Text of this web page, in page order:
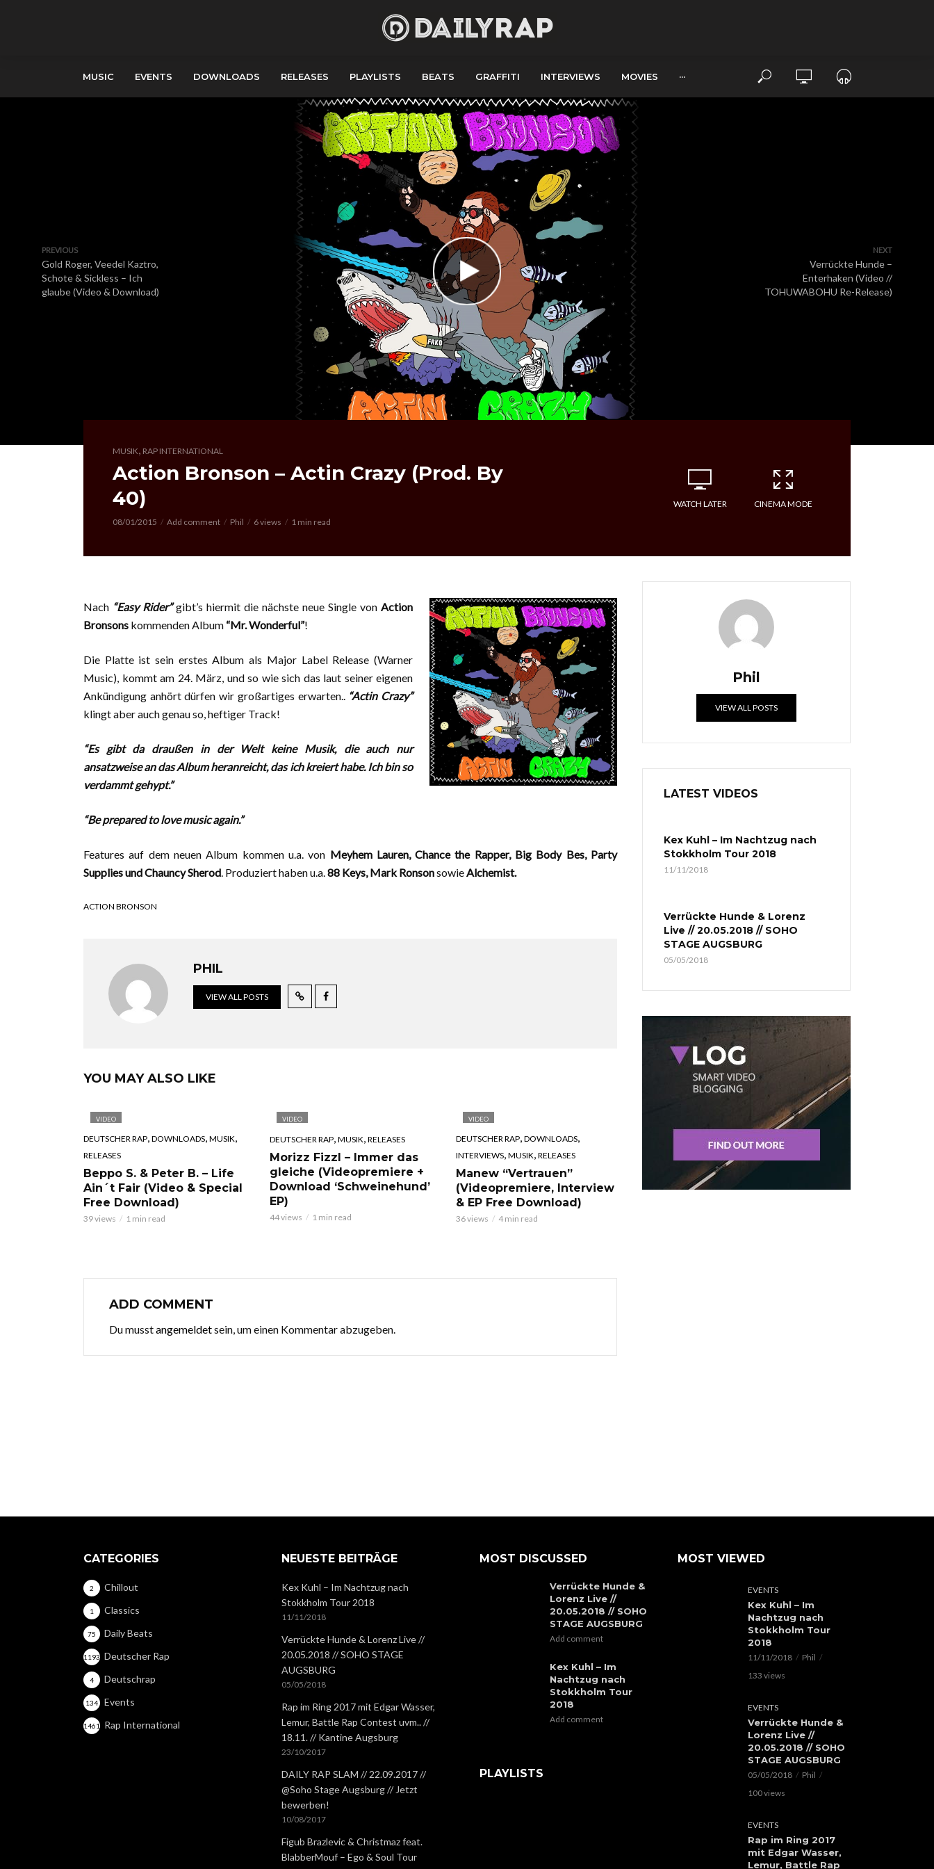
MUSIC EVENTS DOWNLOADS RELEASES PLAYLISTS BEATS GRAFFITI INTERVIEWS MOVIES ···
PREVIOUS
Gold Roger, Veedel Kaztro,
Schote & Sickless – Ich
glaube (Video & Download)
NEXT
Verrückte Hunde –
Enterhaken (Video //
TOHUWABOHU Re-Release)
MUSIK, RAP INTERNATIONAL
Action Bronson – Actin Crazy (Prod. By
40)
08/01/2015 Add comment Phil 6 views 1 min read
WATCH LATER CINEMA MODE
Nach “Easy Rider”gibt’s hiermit die nächste neue Single von Action
Bronsons kommenden Album “Mr. Wonderful”!
Die Platte ist sein erstes Album als Major Label Release (Warner
Music), kommt am 24. März, und so wie sich das laut seiner eigenen
Ankündigung anhört dürfen wir großartiges erwarten..“Actin Crazy”
klingt aber auch genau so, heftiger Track!
“Es gibt da draußen in der Welt keine Musik, die auch nur
ansatzweise an das Album heranreicht, das ich kreiert habe. Ich bin so
verdammt gehypt.”
“Be prepared to love music again.”
Features auf dem neuen Album kommen u.a. von Meyhem Lauren, Chance the Rapper, Big Body Bes, Party
Supplies und Chauncy Sherod. Produziert haben u.a.88 Keys, Mark RonsonsowieAlchemist.
ACTION BRONSON
PHIL
VIEW ALL POSTS
YOU MAY ALSO LIKE
VIDEO
DEUTSCHER RAP, DOWNLOADS, MUSIK,
RELEASES
Beppo S. & Peter B. – Life
Ain´t Fair (Video & Special
Free Download)
39 views 1 min read
VIDEO
DEUTSCHER RAP, MUSIK, RELEASES
Morizz Fizzl – Immer das
gleiche (Videopremiere +
Download ‘Schweinehund’
EP)
44 views 1 min read
VIDEO
DEUTSCHER RAP, DOWNLOADS,
INTERVIEWS, MUSIK, RELEASES
Manew “Vertrauen”
(Videopremiere, Interview
& EP Free Download)
36 views 4 min read
ADD COMMENT
Du musstangemeldetsein, um einen Kommentar abzugeben.
Phil
VIEW ALL POSTS
LATEST VIDEOS
Kex Kuhl – Im Nachtzug nach
Stokkholm Tour 2018
11/11/2018
Verrückte Hunde & Lorenz
Live // 20.05.2018 // SOHO
STAGE AUGSBURG
05/05/2018
CATEGORIES
Chillout
2
Classics
1
Daily Beats
75
Deutscher Rap
1193
Deutschrap
4
Events
134
Rap International
1461
NEUESTE BEITRÄGE
Kex Kuhl – Im Nachtzug nach
Stokkholm Tour 2018
11/11/2018
Verrückte Hunde & Lorenz Live //
20.05.2018 // SOHO STAGE
AUGSBURG
05/05/2018
Rap im Ring 2017 mit Edgar Wasser,
Lemur, Battle Rap Contest uvm.. //
18.11. // Kantine Augsburg
23/10/2017
DAILY RAP SLAM // 22.09.2017 //
@Soho Stage Augsburg // Jetzt
bewerben!
10/08/2017
Figub Brazlevic & Christmaz feat.
BlabberMouf – Ego & Soul Tour
MOST DISCUSSED
Verrückte Hunde &
Lorenz Live //
20.05.2018 // SOHO
STAGE AUGSBURG
Add comment
Kex Kuhl – Im
Nachtzug nach
Stokkholm Tour
2018
Add comment
PLAYLISTS
MOST VIEWED
EVENTS
Kex Kuhl – Im
Nachtzug nach
Stokkholm Tour
2018
11/11/2018
Phil
133 views
EVENTS
Verrückte Hunde &
Lorenz Live //
20.05.2018 // SOHO
STAGE AUGSBURG
05/05/2018
Phil
100 views
EVENTS
Rap im Ring 2017
mit Edgar Wasser,
Lemur, Battle Rap